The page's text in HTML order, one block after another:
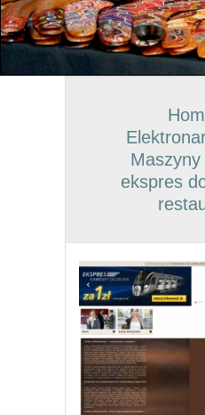
Maszyny
ekspres